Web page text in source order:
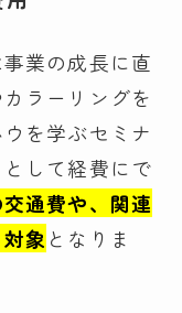
業の成長に直
ラーリングを
を学ぶセミナ
して経費にで
通費や、関連
象 となりま